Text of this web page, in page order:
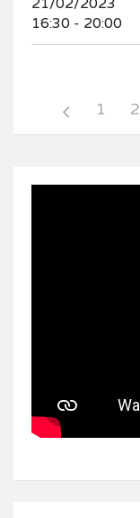
21/02/2023
16:30 - 20:00
1 2